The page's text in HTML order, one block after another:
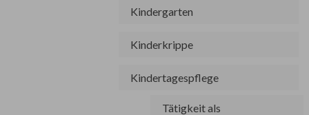
Kindergarten
Kinderkrippe
Kindertagespflege
Tätigkeit als